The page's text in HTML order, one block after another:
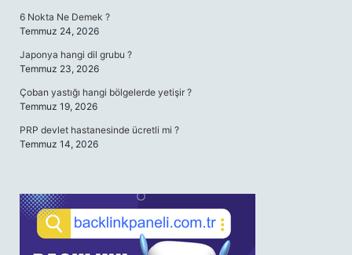
6 Nokta Ne Demek ?
Temmuz 24, 2026
Japonya hangi dil grubu ?
Temmuz 23, 2026
Çoban yastığı hangi bölgelerde yetişir ?
Temmuz 19, 2026
PRP devlet hastanesinde ücretli mi ?
Temmuz 14, 2026